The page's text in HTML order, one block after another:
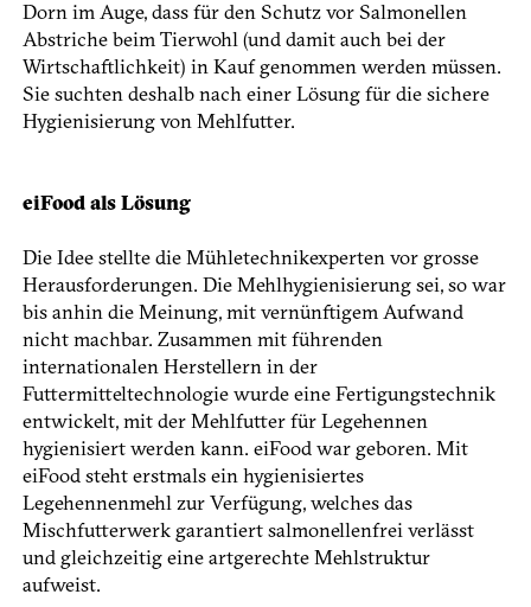
Dorn im Auge, dass für den Schutz vor Salmonellen
Abstriche beim Tierwohl (und damit auch bei der
Wirtschaftlichkeit) in Kauf genommen werden müssen.
Sie suchten deshalb nach einer Lösung für die sichere
Hygienisierung von Mehlfutter.
eiFood als Lösung
Die Idee stellte die Mühletechnikexperten vor grosse
Herausforderungen. Die Mehlhygienisierung sei, so war
bis anhin die Meinung, mit vernünftigem Aufwand
nicht machbar. Zusammen mit führenden
internationalen Herstellern in der
Futtermitteltechnologie wurde eine Fertigungstechnik
entwickelt, mit der Mehlfutter für Legehennen
hygienisiert werden kann. eiFood war geboren. Mit
eiFood steht erstmals ein hygienisiertes
Legehennenmehl zur Verfügung, welches das
Mischfutterwerk garan­tiert salmonellenfrei verlässt
und gleichzeitig eine artgerechte Mehlstruktur
aufweist.